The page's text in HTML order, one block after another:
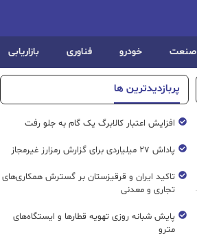
صنعت خودرو فناوری بازاریابی
پربازدیدترین ها
افزایش اعتبار کالابرگ یک گام به جلو رفت
پاداش ۲۷ میلیاردی برای گزارش رمزارز غیرمجاز
تاکید ایران و قرقیزستان بر گسترش همکاری‌های
تجاری و معدنی
پایش شبانه روزی تهویه قطار‌ها و ایستگاه‌های
مترو